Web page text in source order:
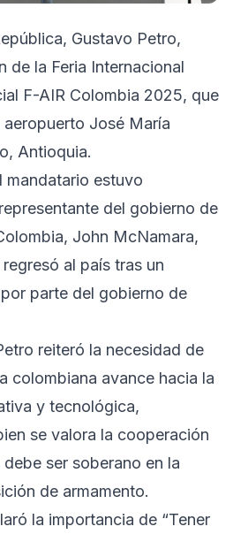
Gustavo Petro,
de la Feria Internacional
F-AIR Colombia 2025, que
José María
Antioquia.
mandatario estuvo
del gobierno de
John McNamara,
al país tras un
parte del gobierno de
reiteró la necesidad de
colombiana avance hacia la
y tecnológica,
se valora la cooperación
ser soberano en la
de armamento.
la importancia de “Tener